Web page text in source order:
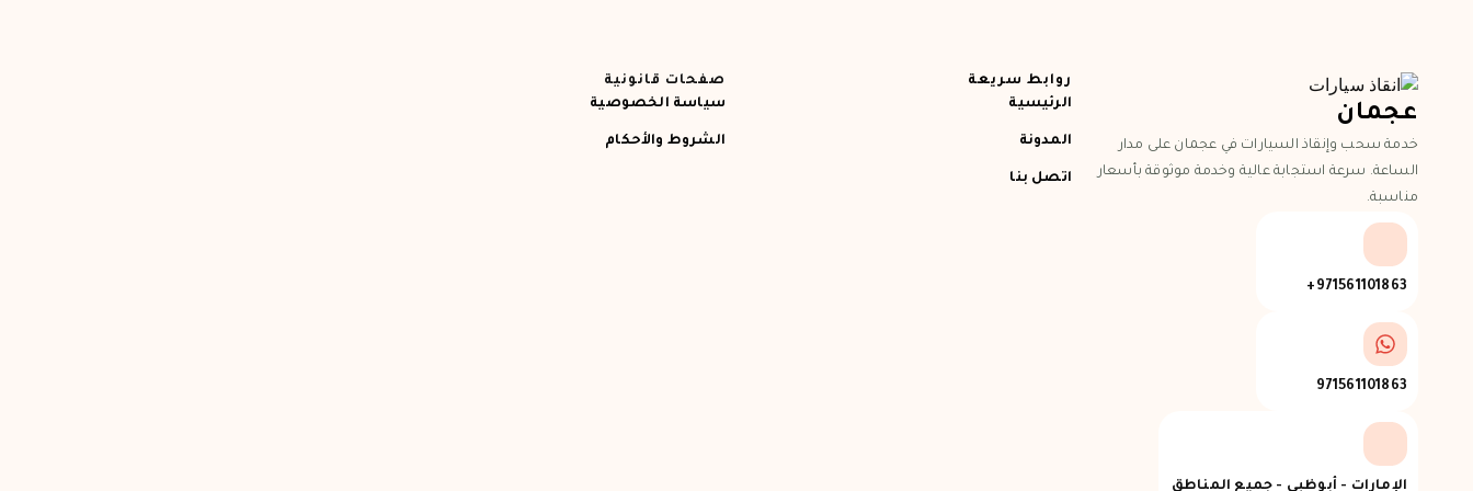
عجمان
خدمة سحب وإنقاذ السيارات في عجمان على مدار
الساعة. سرعة استجابة عالية وخدمة موثوقة بأسعار
مناسبة.
971561101863+
971561101863
الإمارات - أبوظبي - جميع المناطق
روابط سريعة
الرئيسية
المدونة
اتصل بنا
صفحات قانونية
سياسة الخصوصية
الشروط والأحكام